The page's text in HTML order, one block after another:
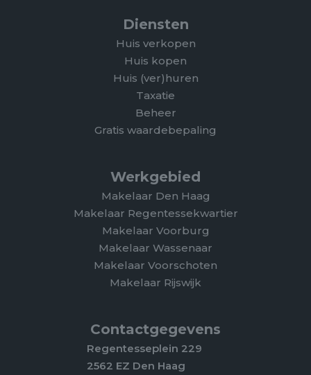
Diensten
Huis verkopen
Huis kopen
Huis (ver)huren
Taxatie
Beheer
Gratis waardebepaling
Werkgebied
Makelaar Den Haag
Makelaar Regentessekwartier
Makelaar Voorburg
Makelaar Wassenaar
Makelaar Voorschoten
Makelaar Rijswijk
Contactgegevens
Regentesseplein 229
2562 EZ Den Haag